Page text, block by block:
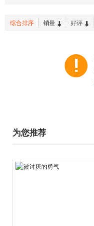
综合排序 销量 好评
为您推荐